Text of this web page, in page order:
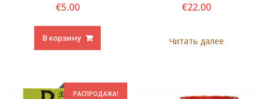
€5.00
В корзину
€22.00
Читать далее
РАСПРОДАЖА!